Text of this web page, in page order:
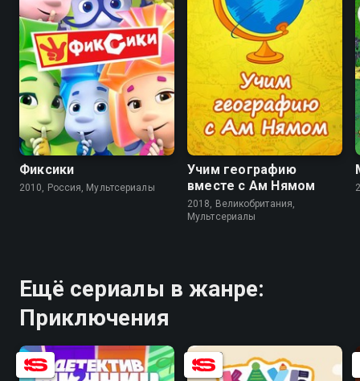
8.0 6.1
Фиксики
2010, Россия, Мультсериалы
8.5
Учим географию
вместе с Ам Нямом
2018, Великобритания,
Мультсериалы
Ещё сериалы в жанре:
Приключения